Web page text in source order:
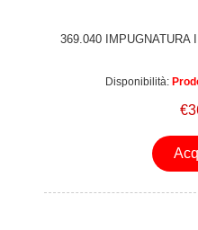
369.040 IMPUGNATURA
Disponibilità: